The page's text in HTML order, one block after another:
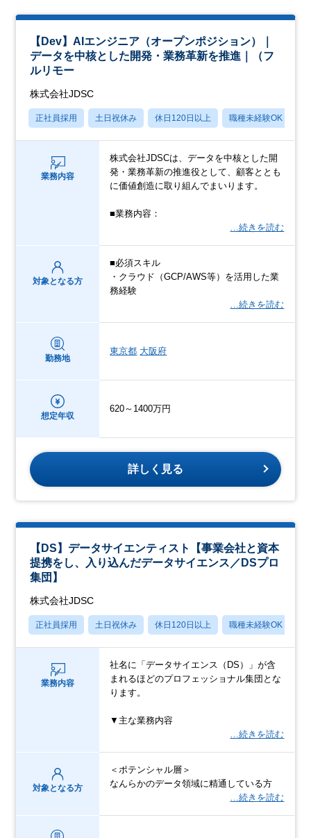
【Dev】AIエンジニア（オープンポジション）｜
データを中核とした開発・業務革新を推進｜（フ
ルリモー
株式会社JDSC
正社員採用 土日祝休み 休日120日以上 職種未経験OK
業務内容
株式会社JDSCは、データを中核とした開
発・業務革新の推進役として、顧客ととも
に価値創造に取り組んでまいります。
■業務内容：
…続きを読む
対象となる方
■必須スキル
・クラウド（GCP/AWS等）を活用した業
務経験
…続きを読む
勤務地
東京都 大阪府
想定年収
620～1400万円
詳しく見る
【DS】データサイエンティスト【事業会社と資本
提携をし、入り込んだデータサイエンス／DSプロ
集団】
株式会社JDSC
正社員採用 土日祝休み 休日120日以上 職種未経験OK
業務内容
社名に「データサイエンス（DS）」が含
まれるほどのプロフェッショナル集団とな
ります。
▼主な業務内容
…続きを読む
対象となる方
＜ポテンシャル層＞
なんらかのデータ領域に精通している方
…続きを読む